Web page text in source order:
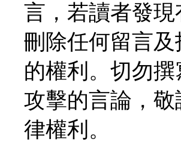
言，若讀者發
刪除任何留言
的權利。切勿
攻擊的言論，
律權利。